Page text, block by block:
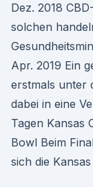
Dez. 2018
solchen
Apr. 2019 Ein
erstmals unter
dabei in eine
Tagen Kansas
Bowl Beim
sich die